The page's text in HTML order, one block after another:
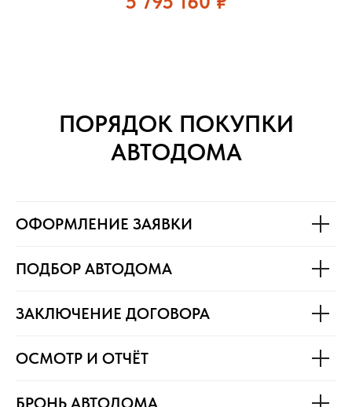
ПОРЯДОК ПОКУПКИ
АВТОДОМА
ОФОРМЛЕНИЕ ЗАЯВКИ
ПОДБОР АВТОДОМА
ЗАКЛЮЧЕНИЕ ДОГОВОРА
ОСМОТР И ОТЧЁТ